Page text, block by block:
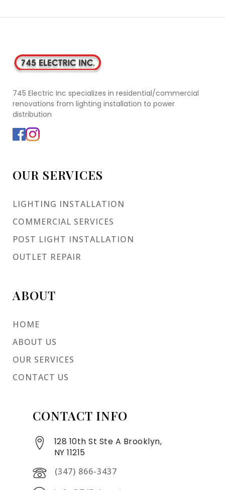
745 Electric Inc specializes in residential/commercial
renovations from lighting installation to power
distribution
OUR SERVICES
LIGHTING INSTALLATION
COMMERCIAL SERVICES
POST LIGHT INSTALLATION
OUTLET REPAIR
ABOUT
HOME
ABOUT US
OUR SERVICES
CONTACT US
CONTACT INFO
128 10th St Ste A Brooklyn,
NY 11215
(347) 866-3437